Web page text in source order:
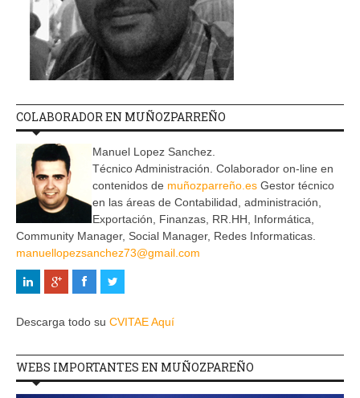
COLABORADOR EN MUÑOZPARREÑO
Manuel Lopez Sanchez.
Técnico Administración. Colaborador on-line en
contenidos de muñozparreño.es Gestor técnico
en las áreas de Contabilidad, administración,
Exportación, Finanzas, RR.HH, Informática,
Community Manager, Social Manager, Redes Informaticas.
manuellopezsanchez73@gmail.com
Descarga todo su CVITAE Aquí
WEBS IMPORTANTES EN MUÑOZPAREÑO